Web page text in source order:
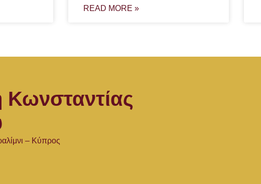
READ MORE »
– Κύπρος